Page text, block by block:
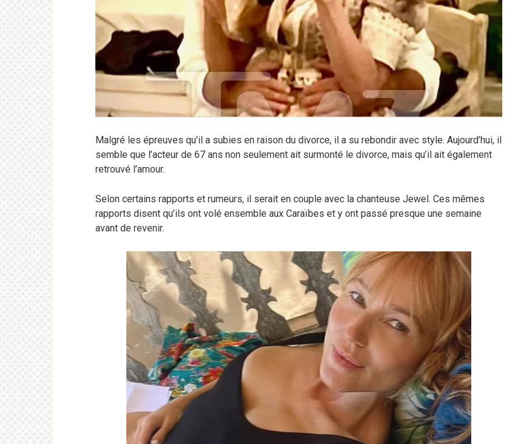
Malgré les épreuves qu’il a subies en raison du divorce, il a su rebondir avec style. Aujourd’hui, il
semble que l’acteur de 67 ans non seulement ait surmonté le divorce, mais qu’il ait également
retrouvé l’amour.
Selon certains rapports et rumeurs, il serait en couple avec la chanteuse Jewel. Ces mêmes
rapports disent qu’ils ont volé ensemble aux Caraïbes et y ont passé presque une semaine
avant de revenir.